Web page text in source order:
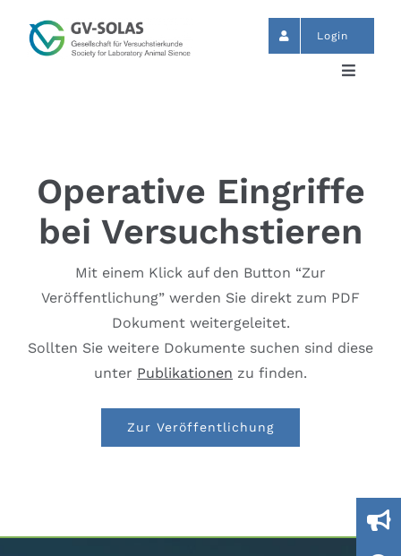
content
Login
Toggle
News
Events
GV-SOLAS
Publikationen
Ausschüsse
Operative Eingriffe
bei Versuchstieren
Mit einem Klick auf den Button “Zur
Veröffentlichung” werden Sie direkt zum PDF
Dokument weitergeleitet.
Sollten Sie weitere Dokumente suchen sind diese
unter Publikationen zu finden.
Zur Veröffentlichung